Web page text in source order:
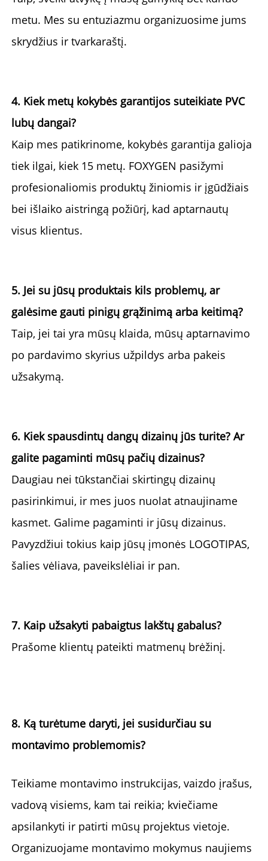
metu. Mes su entuziazmu organizuosime jums
skrydžius ir tvarkaraštį.
4. Kiek metų kokybės garantijos suteikiate PVC
lubų dangai?
Kaip mes patikrinome, kokybės garantija galioja
tiek ilgai, kiek 15 metų. FOXYGEN pasižymi
profesionaliomis produktų žiniomis ir įgūdžiais
bei išlaiko aistringą požiūrį, kad aptarnautų
visus klientus.
5. Jei su jūsų produktais kils problemų, ar
galėsime gauti pinigų grąžinimą arba keitimą?
Taip, jei tai yra mūsų klaida, mūsų aptarnavimo
po pardavimo skyrius užpildys arba pakeis
užsakymą.
6. Kiek spausdintų dangų dizainų jūs turite? Ar
galite pagaminti mūsų pačių dizainus?
Daugiau nei tūkstančiai skirtingų dizainų
pasirinkimui, ir mes juos nuolat atnaujiname
kasmet. Galime pagaminti ir jūsų dizainus.
Pavyzdžiui tokius kaip jūsų įmonės LOGOTIPAS,
šalies vėliava, paveikslėliai ir pan.
7. Kaip užsakyti pabaigtus lakštų gabalus?
Prašome klientų pateikti matmenų brėžinį.
8. Ką turėtume daryti, jei susidurčiau su
montavimo problemomis?
Teikiame
vadovą visiems, kam tai reikia; kviečiame
apsilankyti ir patirti mūsų projektus vietoje.
Organizuojame montavimo mokymus naujiems